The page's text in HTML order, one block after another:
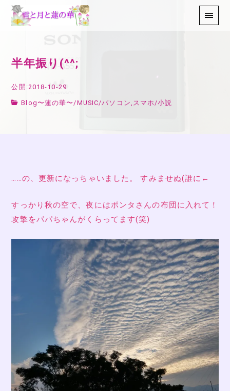
半年振り(^^;
公開:2018-10-29
Blog〜蓮の華〜 /MUSIC/パソコン,スマホ /小説
……の、更新になっちゃいました。 すみませぬ(誰に←
すっかり秋の空で、夜にはポンタさんの布団に入れて！
攻撃をパパちゃんがくらってます(笑)